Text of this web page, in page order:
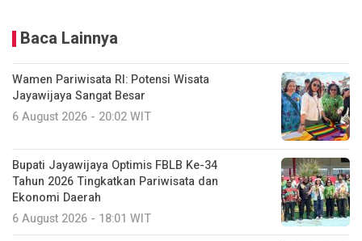
Baca Lainnya
Wamen Pariwisata RI: Potensi Wisata
Jayawijaya Sangat Besar
6 August 2026 - 20:02 WIT
Bupati Jayawijaya Optimis FBLB Ke-34
Tahun 2026 Tingkatkan Pariwisata dan
Ekonomi Daerah
6 August 2026 - 18:01 WIT